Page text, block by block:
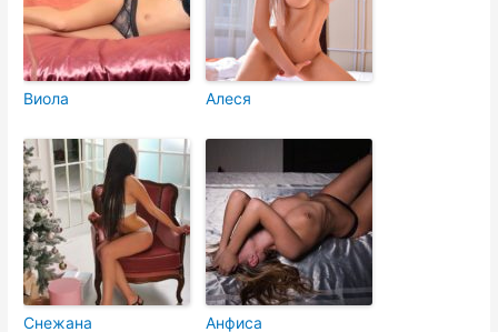
Виола Алеся
Снежана Анфиса